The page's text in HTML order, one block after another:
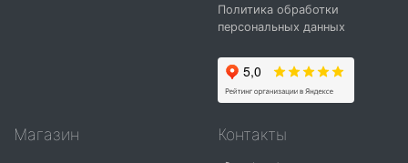
Политика обработки
персональных данных
Магазин Контакты